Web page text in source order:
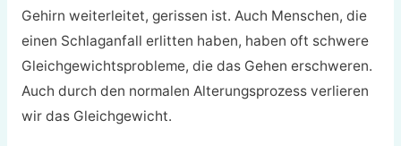
Gehirn weiterleitet, gerissen ist. Auch Menschen, die
einen Schlaganfall erlitten haben, haben oft schwere
Gleichgewichtsprobleme, die das Gehen erschweren.
Auch durch den normalen Alterungsprozess verlieren
wir das Gleichgewicht.